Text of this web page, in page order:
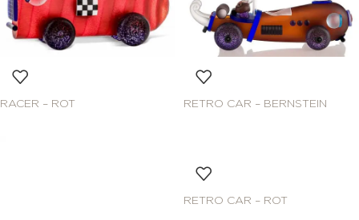
RACER – ROT RETRO CAR – BERNSTEIN
RETRO CAR – ROT